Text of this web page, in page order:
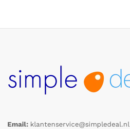
Email: klantenservice@simpledeal.nl